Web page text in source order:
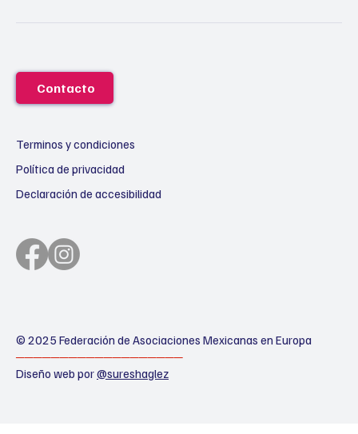
Contacto
Terminos y condiciones
Política de privacidad
Declaración de accesibilidad
© 2025 Federación de Asociaciones Mexicanas en Europa
───────────────────
Diseño web por@sureshaglez